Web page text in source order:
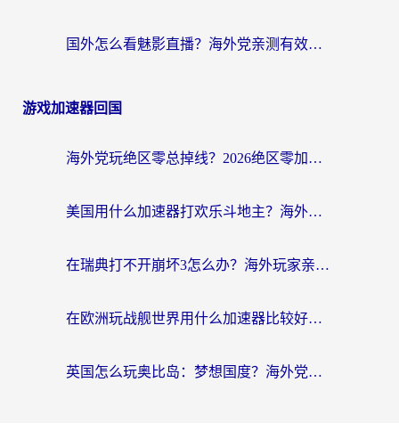
国外怎么看魅影直播？海外党亲测有效的回国加速指南（附听歌、看央视VIP技巧）
游戏加速器回国
海外党玩绝区零总掉线？2026绝区零加速器推荐+跨平台国服游戏加速攻略
美国用什么加速器打欢乐斗地主？海外党亲测有效的国服游戏加速指南
在瑞典打不开崩坏3怎么办？海外玩家亲测有效的国服游戏加速指南
在欧洲玩战舰世界用什么加速器比较好用？老玩家亲测有效的低延迟方案
英国怎么玩奥比岛：梦想国度？海外党不卡攻略+加速器选择秘籍